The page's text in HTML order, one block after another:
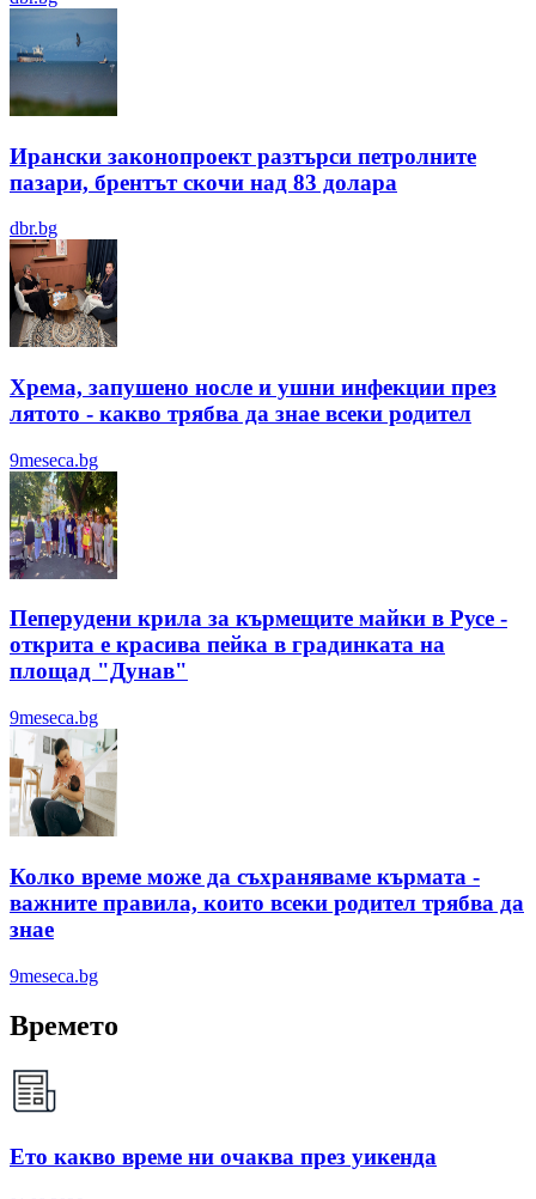
Ирански законопроект разтърси петролните
пазари, брентът скочи над 83 долара
dbr.bg
Хрема, запушено носле и ушни инфекции през
лятотo - какво трябва да знае всеки родител
9meseca.bg
Пеперудени крила за кърмещите майки в Русе -
открита е красива пейка в градинката на
площад "Дунав"
9meseca.bg
Колко време може да съхраняваме кърмата -
важните правила, които всеки родител трябва да
знае
9meseca.bg
Времето
Ето какво време ни очаква през уикенда